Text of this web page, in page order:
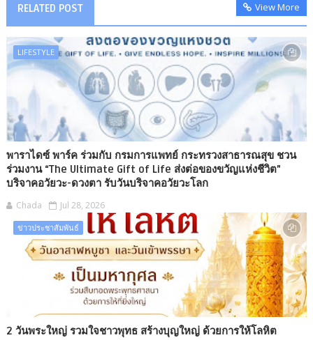
RELATED POST View More
LIFESTYLE
พาราไดซ์ พาร์ค ร่วมกับ กรมการแพทย์ กระทรวงสาธารณสุข ชวน
ร่วมงาน “The Ultimate Gift of Life ส่งต่อของขวัญแห่งชีวิต”
บริจาคอวัยวะ-ดวงตา รับวันบริจาคอวัยวะโลก
Chada Jul 28, 2026
ข่าวประชาสัมพันธ์
2 วันพระใหญ่ รวมใจชาวพุทธ สร้างบุญใหญ่ ด้วยการให้โลหิต